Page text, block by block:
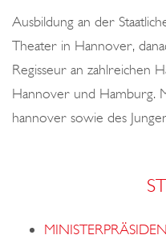
Ausbildung an der
Theater in Hannover,
Regisseur an zahlreichen
Hannover und Hamburg.
hannover sowie des